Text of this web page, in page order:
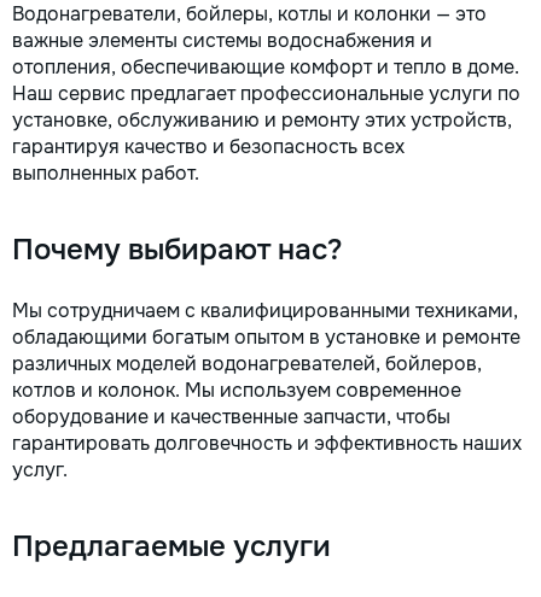
Водонагреватели, бойлеры, котлы и колонки — это
важные элементы системы водоснабжения и
отопления, обеспечивающие комфорт и тепло в доме.
Наш сервис предлагает профессиональные услуги по
установке, обслуживанию и ремонту этих устройств,
гарантируя качество и безопасность всех
выполненных работ.
Почему выбирают нас?
Мы сотрудничаем с квалифицированными техниками,
обладающими богатым опытом в установке и ремонте
различных моделей водонагревателей, бойлеров,
котлов и колонок. Мы используем современное
оборудование и качественные запчасти, чтобы
гарантировать долговечность и эффективность наших
услуг.
Предлагаемые услуги